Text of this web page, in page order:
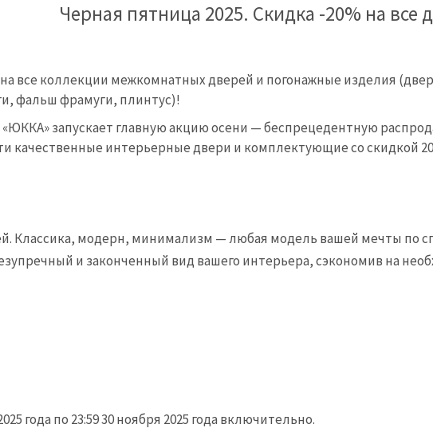
Черная пятница 2025. Скидка -20% на все
все коллекции межкомнатных дверей и погонажные изделия
фальш фрамуги, плинтус)!
запускает главную акцию осени — беспрецедентную
качественные интерьерные двери и комплектующие со скидкой
Классика, модерн, минимализм — любая модель вашей мечты по
и законченный вид вашего интерьера, сэкономив на
года по 23:59 30 ноября 2025 года включительно.